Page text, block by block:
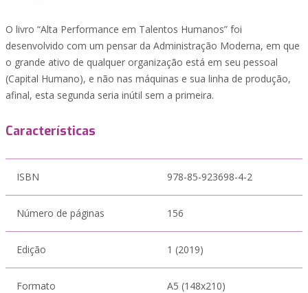
O livro “Alta Performance em Talentos Humanos” foi
desenvolvido com um pensar da Administração Moderna, em que
o grande ativo de qualquer organização está em seu pessoal
(Capital Humano), e não nas máquinas e sua linha de produção,
afinal, esta segunda seria inútil sem a primeira.
Características
ISBN 978-85-923698-4-2
Número de páginas 156
Edição 1 (2019)
Formato A5 (148x210)